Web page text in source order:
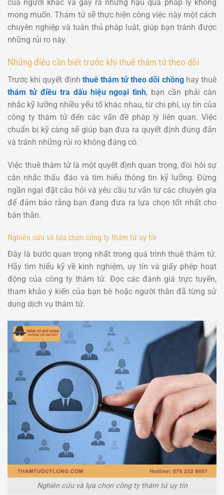
của người khác và gây ra những hậu quả pháp lý không
mong muốn. Thám tử sẽ thực hiện công việc này một cách
chuyên nghiệp và tuân thủ pháp luật, giúp bạn tránh được
những rủi ro này.
Những điều cần biết trước khi thuê thám tử theo dõi
Trước khi quyết định thuê thám tử theo dõi chồnghay thuê
thám tử điều tra dấu hiệu ngoại tình, bạn cần phải cân
nhắc kỹ lưỡng nhiều yếu tố khác nhau, từ chi phí, uy tín của
công ty thám tử đến các vấn đề pháp lý liên quan. Việc
chuẩn bị kỹ càng sẽ giúp bạn đưa ra quyết định đúng đắn
và tránh những rủi ro không đáng có.
Việc thuê thám tử là một quyết định quan trọng, đòi hỏi sự
cân nhắc thấu đáo và tìm hiểu thông tin kỹ lưỡng. Đừng
ngần ngại đặt câu hỏi và yêu cầu tư vấn từ các chuyên gia
để đảm bảo rằng bạn đang đưa ra lựa chọn tốt nhất cho
bản thân.
Nghiên cứu và lựa chọn công ty thám tử uy tín
Đây là bước quan trọng nhất trong quá trình thuê thám tử.
Hãy tìm hiểu kỹ về kinh nghiệm, uy tín và giấy phép hoạt
động của công ty thám tử. Đọc các đánh giá trực tuyến,
tham khảo ý kiến của bạn bè hoặc người thân đã từng sử
dụng dịch vụ thám tử.
Nghiên cứu và lựa chọn công ty thám tử uy tín